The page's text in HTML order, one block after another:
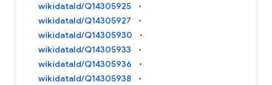
wikidataId/Q14305925
wikidataId/Q14305927
wikidataId/Q14305930
wikidataId/Q14305933
wikidataId/Q14305936
wikidataId/Q14305938